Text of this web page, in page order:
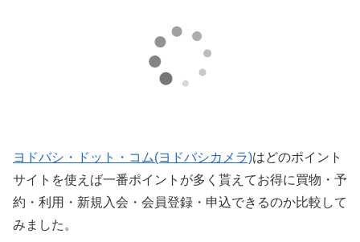
ヨドバシ・ドット・コム(ヨドバシカメラ)はどのポイント
サイトを使えば一番ポイントが多く貰えてお得に買物・予
約・利用・新規入会・会員登録・申込できるのか比較して
みました。